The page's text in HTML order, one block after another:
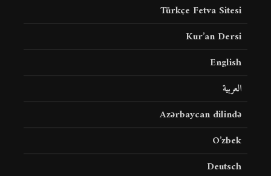
Türkçe Fetva Sitesi
Kur’an Dersi
English
العربية
Azərbaycan dilində
O’zbek
Deutsch